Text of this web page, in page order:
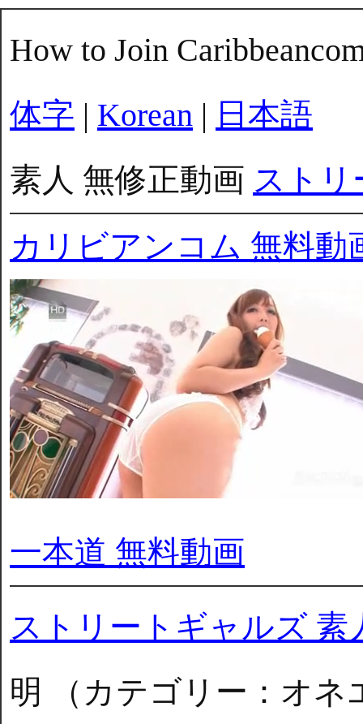
How to Join
体字 | Korean | 日本語
素人 無修正動画 ストリ
カリビアンコム 無料動
一本道 無料動画
ストリートギャルズ 素
明 （カテゴリー：オネ